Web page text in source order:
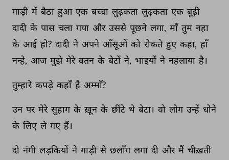
गाड़ी में बैठा हुआ एक बच्चा लुढ़कता लुढ़कता एक बूढ़ी
दादी के पास चला गया और उससे पूछने लगा, माँ तुम नहा
के आई हो? दादी ने अपने आँसूओं को रोकते हुए कहा, हाँ
नन्हे, आज मुझे मेरे वतन के बेटों ने, भाइयों ने नहलाया है।
तुम्हारे कपड़े कहाँ है अम्माँ?
उन पर मेरे सुहाग के ख़ून के छींटे थे बेटा। वो लोग उन्हें धोने
के लिए ले गए हैं।
दो नंगी लड़कियों ने गाड़ी से छलाँग लगा दी और मैं चीख़ती